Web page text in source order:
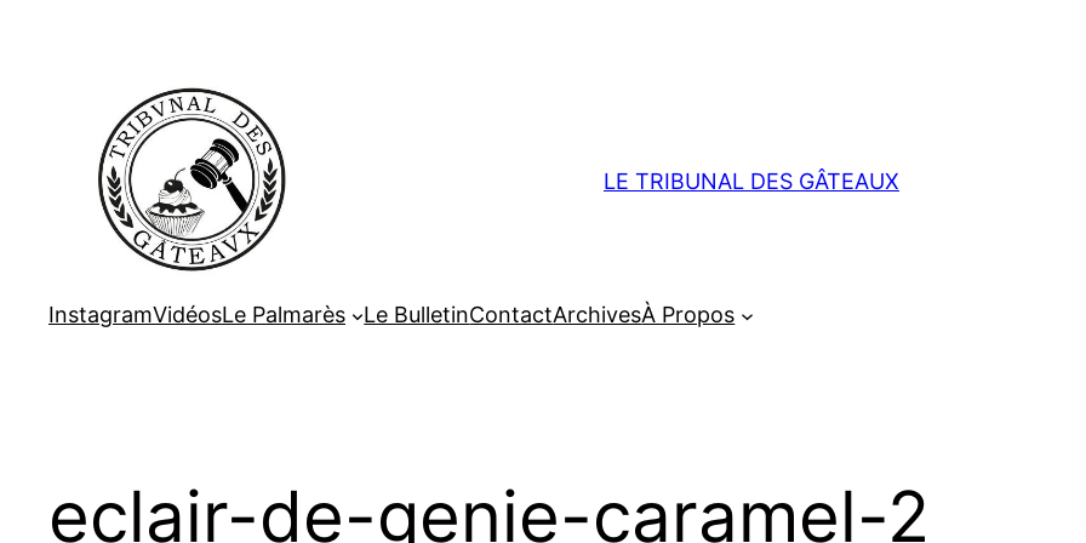
LE TRIBUNAL DES GÂTEAUX
InstagramVidéosLe Palmarès Le BulletinContactArchivesÀ Propos
eclair-de-genie-caramel-2